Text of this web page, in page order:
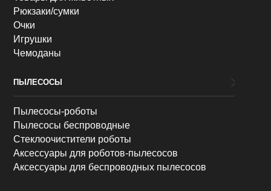
Рюкзаки/сумки
Очки
Игрушки
Чемоданы
ПЫЛЕСОСЫ
Пылесосы-роботы
Пылесосы беспроводные
Стеклоочистители роботы
Аксессуары для роботов-пылесосов
Аксессуары для беспроводных пылесосов